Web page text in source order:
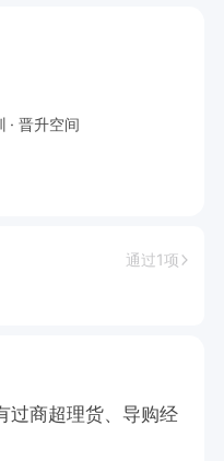
晋升空间
通过1项
商超理货、导购经